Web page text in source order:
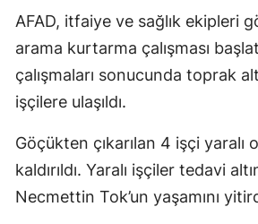
AFAD, itfaiye ve sağlık ekipleri
arama kurtarma çalışması
çalışmaları sonucunda toprak
işçilere ulaşıldı.
Göçükten çıkarılan 4 işçi yaralı
kaldırıldı. Yaralı işçiler tedavi
Necmettin Tok’un yaşamını